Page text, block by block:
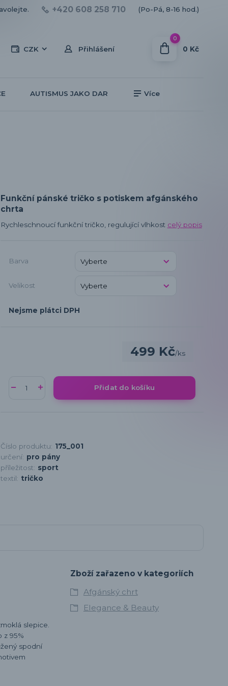
CZK Přihlášení
+420 608 258 710 (Po-Pá, 8-16 hod.)
0
0 Kč
AUTISMUS JAKO DAR Více
Funkční pánské tričko s potiskem afgánského
chrta
Rychleschnoucí funkční tričko, regulující vlhkost celý popis
Barva
Velikost
Nejsme plátci DPH
499 Kč/ks
Přidat do košíku
Číslo produktu: 175_001
určení: pro pány
příležitost: sport
textil: tričko
slepice.
z 95%
spodní
Zboží zařazeno v kategoriích
Afgánský chrt
Elegance & Beauty